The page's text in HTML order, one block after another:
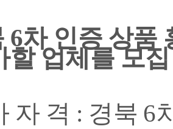
6차 인증 상품
할 업체를 모
자 격 : 경북 6